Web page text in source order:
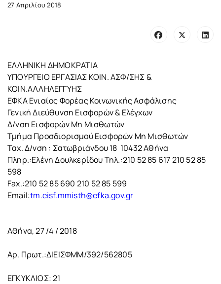
27 Απριλίου 2018
ΕΛΛΗΝΙΚΗ ΔΗΜΟΚΡΑΤΙΑ
ΥΠΟΥΡΓΕΙΟ ΕΡΓΑΣΙΑΣ ΚΟΙΝ. ΑΣΦ/ΣΗΣ &
ΚΟΙΝ.ΑΛΛΗΛΕΓΓΥΗΣ
ΕΦΚΑ Ενιαίος Φορέας Κοινωνικής Ασφάλισης
Γενική Διεύθυνση Εισφορών & Ελέγχων
Δ/νση Εισφορών Μη Μισθωτών
Τμήμα Προσδιορισμού Εισφορών Μη Μισθωτών
Ταχ. Δ/νση : Σατωβριάνδου 18 10432 Αθήνα
Πληρ.:Ελένη Δουλκερίδου Τηλ.:210 52 85 617 210 52 85
598
Fax.:210 52 85 690 210 52 85 599
Email:tm.eisf.mmisth@efka.gov.gr
Αθήνα, 27 /4 / 2018
Αρ. Πρωτ.:ΔΙΕΙΣΦΜΜ/392/562805
ΕΓΚΥΚΛΙΟΣ: 21